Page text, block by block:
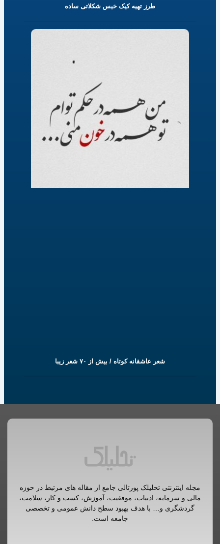
طرز تهیه کیک خیس شکلاتی ساده
شعر عاشقانه کوتاه / بیش از ۷۰ شعر زیبا
مجله اینترنتی تحلیلک پورتالی جامع از مقاله های مرتبط در حوزه
مالی و سرمایه، ادبیات، موفقیت، آموزش، کسب و کار، سلامت،
گردشگری و… با هدف بهبود سطح دانش عمومی و تخصصی
جامعه است.